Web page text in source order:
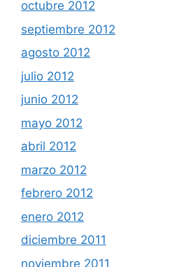
octubre 2012
septiembre 2012
agosto 2012
julio 2012
junio 2012
mayo 2012
abril 2012
marzo 2012
febrero 2012
enero 2012
diciembre 2011
noviembre 2011